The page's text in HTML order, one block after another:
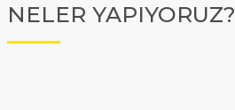
NELER YAPIYORUZ?